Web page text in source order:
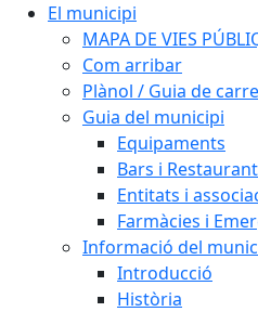
El municipi
MAPA DE VIES
Com arribar
Plànol / Guia de
Guia del municipi
Equipaments
Bars i
Entitats i
Farmàcies i
Informació del
Introducció
Història